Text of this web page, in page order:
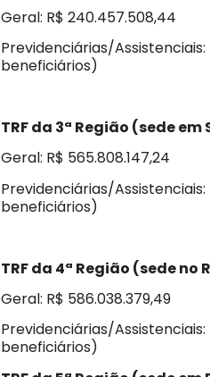
Geral: R$ 240.457.508,44
Previdenciárias/Assistenciais:
beneficiários)
TRF da 3ª Região (sede em
Geral: R$ 565.808.147,24
Previdenciárias/Assistenciais:
beneficiários)
TRF da 4ª Região (sede no
Geral: R$ 586.038.379,49
Previdenciárias/Assistenciais:
beneficiários)